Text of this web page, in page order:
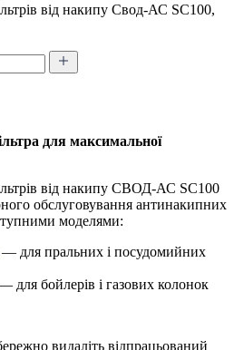
від накипу Свод-АС SC100,
для максимальної
від накипу СВОД-АС SC100
обслуговування антинакипних
моделями:
— для пральних і посудомийних
для бойлерів і газових колонок
видаліть відпрацьований